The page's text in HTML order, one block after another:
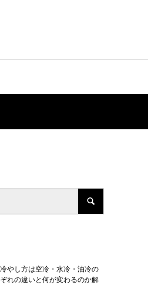
やし方は空冷・水冷・油冷の
れの違いと何が変わるのか解